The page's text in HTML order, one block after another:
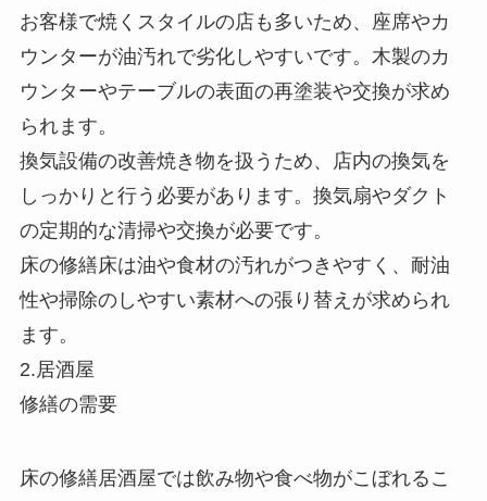
お客様で焼くスタイルの店も多いため、座席やカ
ウンターが油汚れで劣化しやすいです。木製のカ
ウンターやテーブルの表面の再塗装や交換が求め
られます。
換気設備の改善焼き物を扱うため、店内の換気を
しっかりと行う必要があります。換気扇やダクト
の定期的な清掃や交換が必要です。
床の修繕床は油や食材の汚れがつきやすく、耐油
性や掃除のしやすい素材への張り替えが求められ
ます。
2.居酒屋
修繕の需要
床の修繕居酒屋では飲み物や食べ物がこぼれるこ